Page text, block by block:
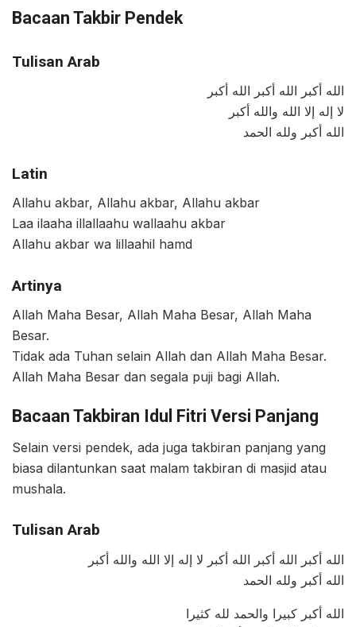
Bacaan Takbir Pendek
Tulisan Arab
الله أكبر الله أكبر الله أكبر
لا إله إلا الله والله أكبر
الله أكبر ولله الحمد
Latin
Allahu akbar, Allahu akbar, Allahu akbar
Laa ilaaha illallaahu wallaahu akbar
Allahu akbar wa lillaahil hamd
Artinya
Allah Maha Besar, Allah Maha Besar, Allah Maha
Besar.
Tidak ada Tuhan selain Allah dan Allah Maha Besar.
Allah Maha Besar dan segala puji bagi Allah.
Bacaan Takbiran Idul Fitri Versi Panjang
Selain versi pendek, ada juga takbiran panjang yang
biasa dilantunkan saat malam takbiran di masjid atau
mushala.
Tulisan Arab
الله أكبر الله أكبر الله أكبر لا إله إلا الله والله أكبر
الله أكبر ولله الحمد
الله أكبر كبيرا والحمد لله كثيرا